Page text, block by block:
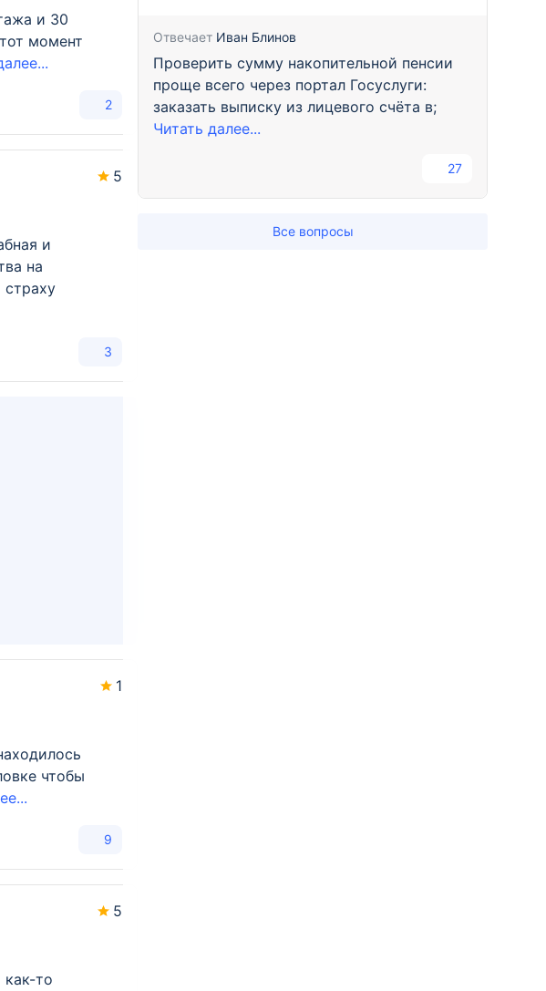
и 30
момент
2
5
и
на
страxу
3
1
чтобы
9
5
то
Отвечает Иван Блинов
Проверить сумму накопительной пенсии
проще всего через портал Госуслуги:
заказать выписку из лицевого счёта в;
Читать далее...
27
Все вопросы